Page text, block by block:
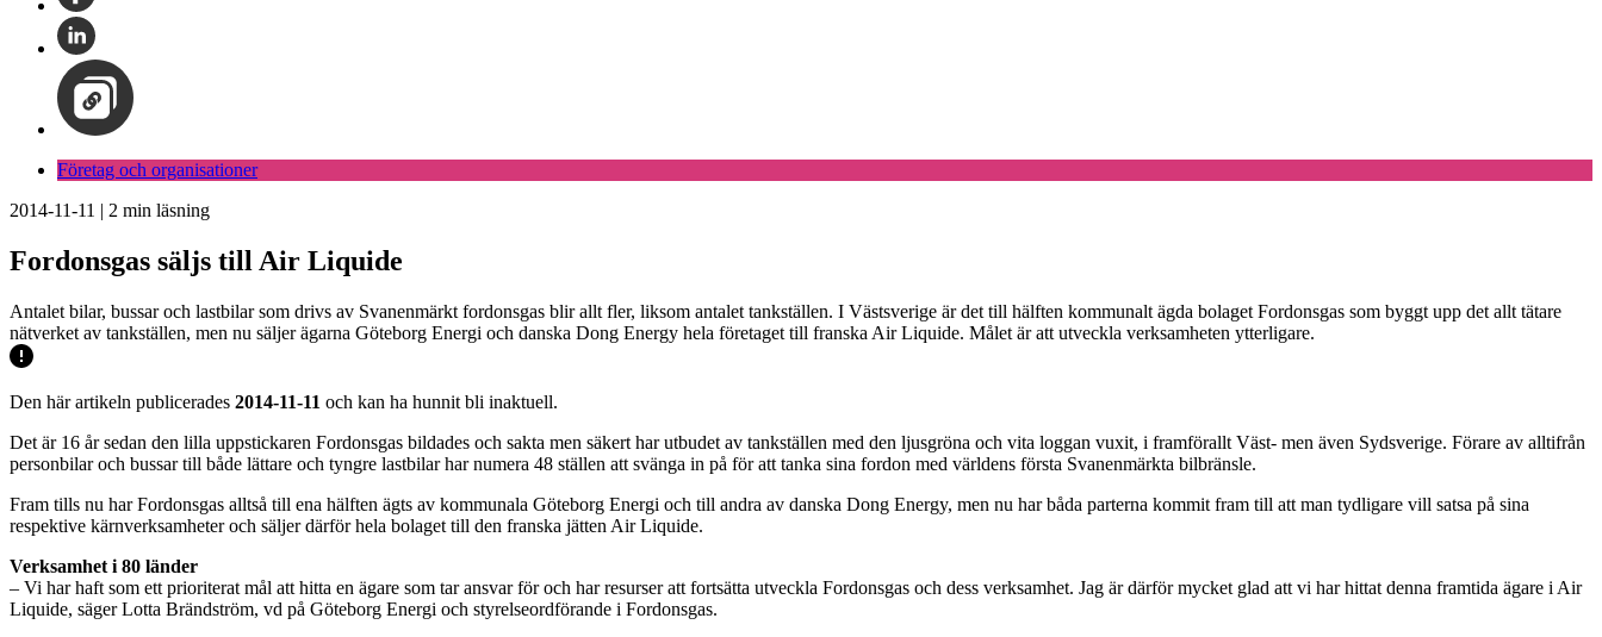
Företag och organisationer
2014-11-11 | 2 min läsning
Fordonsgas säljs till Air Liquide
Antalet bilar, bussar och lastbilar som drivs av Svanenmärkt fordonsgas blir allt fler, liksom antalet tankställen. I Västsverige är det till hälften kommunalt ägda bolaget Fordonsgas som byggt upp det allt tätare
nätverket av tankställen, men nu säljer ägarna Göteborg Energi och danska Dong Energy hela företaget till franska Air Liquide. Målet är att utveckla verksamheten ytterligare.
Den här artikeln publicerades 2014-11-11 och kan ha hunnit bli inaktuell.
Det är 16 år sedan den lilla uppstickaren Fordonsgas bildades och sakta men säkert har utbudet av tankställen med den ljusgröna och vita loggan vuxit, i framförallt Väst- men även Sydsverige. Förare av alltifrån
personbilar och bussar till både lättare och tyngre lastbilar har numera 48 ställen att svänga in på för att tanka sina fordon med världens första Svanenmärkta bilbränsle.
Fram tills nu har Fordonsgas alltså till ena hälften ägts av kommunala Göteborg Energi och till andra av danska Dong Energy, men nu har båda parterna kommit fram till att man tydligare vill satsa på sina
respektive kärnverksamheter och säljer därför hela bolaget till den franska jätten Air Liquide.
Verksamhet i 80 länder
– Vi har haft som ett prioriterat mål att hitta en ägare som tar ansvar för och har resurser att fortsätta utveckla Fordonsgas och dess verksamhet. Jag är därför mycket glad att vi har hittat denna framtida ägare i Air
Liquide, säger Lotta Brändström, vd på Göteborg Energi och styrelseordförande i Fordonsgas.